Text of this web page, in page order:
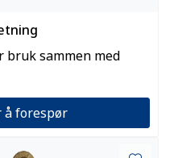
bruk sammen med
å forespør